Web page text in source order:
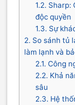
1.2.
độc quyền
1.3. Sự
2. So sánh tủ
làm lạnh và
2.1. Công
2.2. Khả
sâu
2.3. Hệ